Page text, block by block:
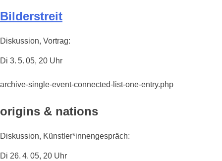
Bilderstreit
Diskussion, Vortrag:
Di 3. 5. 05, 20 Uhr
archive-single-event-connected-list-one-entry.php
origins & nations
Diskussion, Künstler*innengespräch:
Di 26. 4. 05, 20 Uhr